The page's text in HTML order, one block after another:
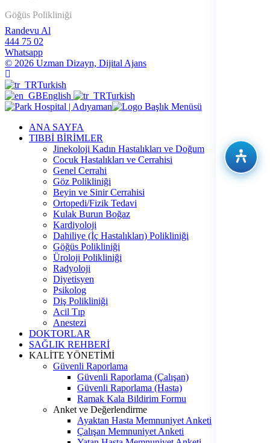
Göğüs Polikliniği
Randevu Al
444 75 02
Whatsapp
© 2026 Uzman Dizayn, Dijital Ajans
Turkish
English
Turkish
ANA SAYFA
TIBBİ BİRİMLER
Jinekoloji Kadın Hastalıkları ve Doğum
Cocuk Hastalıkları ve Cerrahisi
Genel Cerrahi
Göz Polikliniği
Beyin ve Sinir Cerrahisi
Ortopedi/Fizik Tedavi
Kulak Burun Boğaz
Kardiyoloji
Dahiliye (İç Hastalıkları) Polikliniği
Göğüs Polikliniği
Üroloji Polikliniği
Radyoloji
Diyetisyen
Psikolog
Diş Polikliniği
Acil Tıp
Anestezi
DOKTORLAR
SAĞLIK REHBERİ
KALİTE YÖNETİMİ
Güvenli Raporlama
Güvenli Raporlama (Çalışan)
Güvenli Raporlama (Hasta)
Ramak Kala Bildirim Formu
Anket ve Değerlendirme
Ayaktan Hasta Memnuniyet Anketi
Çalışan Memnuniyet Anketi